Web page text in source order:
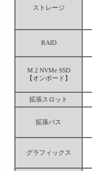
ストレージ
RAID
M.2 NVMe SSD
【オンボード】
拡張スロット
拡張バス
グラフィックス